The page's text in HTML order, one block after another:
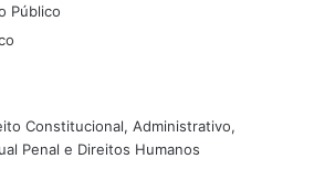
Público
Constitucional, Administrativo,
Penal e Direitos Humanos